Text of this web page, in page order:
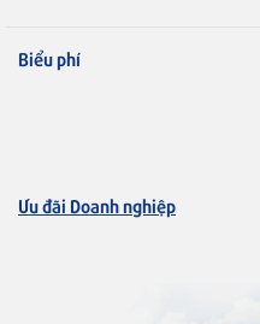
Biểu phí
Ưu đãi Doanh nghiệp